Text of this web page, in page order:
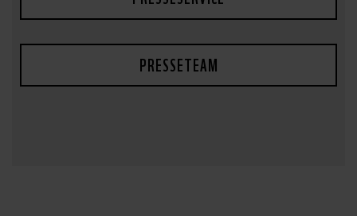
PRESSETEAM